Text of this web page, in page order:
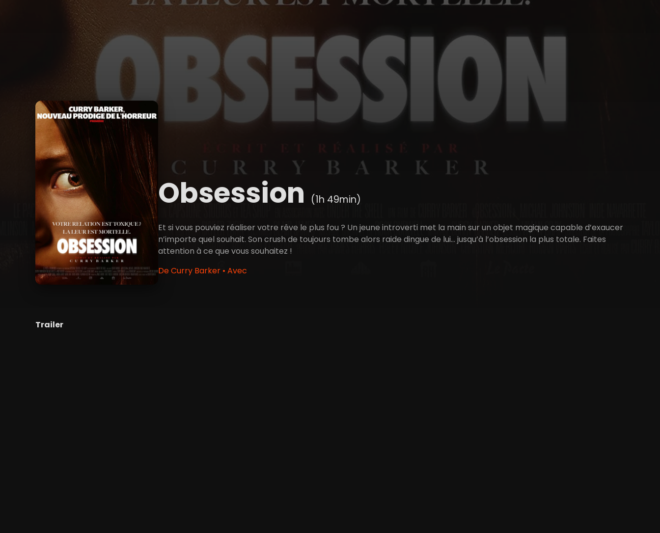
Obsession (1h 49min)
Et si vous pouviez réaliser votre rêve le plus fou ? Un jeune introverti met la main sur un objet magique capable d’exaucer
n’importe quel souhait. Son crush de toujours tombe alors raide dingue de lui… jusqu’à l’obsession la plus totale. Faites
attention à ce que vous souhaitez !
De Curry Barker • Avec
Trailer